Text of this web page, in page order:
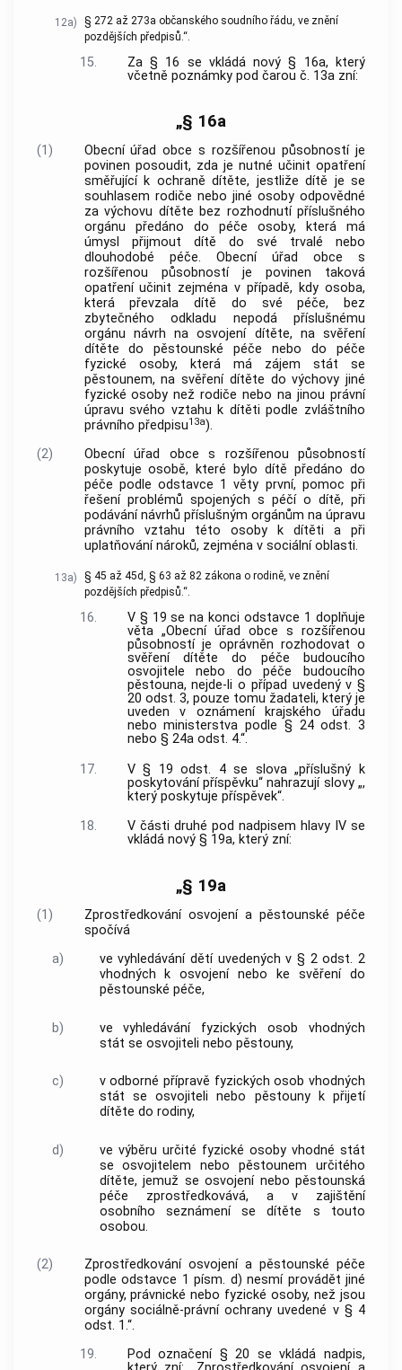
12a)
§ 272 až 273a občanského soudního řádu, ve znění
pozdějších předpisů.“.
15.
Za § 16 se vkládá nový § 16a, který
včetně poznámky pod čarou č. 13a zní:
„§ 16a
(1)
Obecní úřad obce s rozšířenou působností je
povinen posoudit, zda je nutné učinit opatření
směřující k ochraně dítěte, jestliže dítě je se
souhlasem rodiče nebo jiné osoby odpovědné
za výchovu dítěte bez rozhodnutí příslušného
orgánu předáno do péče osoby, která má
úmysl přijmout dítě do své trvalé nebo
dlouhodobé péče. Obecní úřad obce s
rozšířenou působností je povinen taková
opatření učinit zejména v případě, kdy osoba,
která převzala dítě do své péče, bez
zbytečného odkladu nepodá příslušnému
orgánu návrh na osvojení dítěte, na svěření
dítěte do pěstounské péče nebo do péče
fyzické osoby, která má zájem stát se
pěstounem, na svěření dítěte do výchovy jiné
fyzické osoby než rodiče nebo na jinou právní
úpravu svého vztahu k dítěti podle zvláštního
právního předpisu13a).
(2)
Obecní úřad obce s rozšířenou působností
poskytuje osobě, které bylo dítě předáno do
péče podle odstavce 1 věty první, pomoc při
řešení problémů spojených s péčí o dítě, při
podávání návrhů příslušným orgánům na úpravu
právního vztahu této osoby k dítěti a při
uplatňování nároků, zejména v sociální oblasti.
13a)
§ 45 až 45d, § 63 až 82 zákona o rodině, ve znění
pozdějších předpisů.“.
16.
V § 19 se na konci odstavce 1 doplňuje
věta „Obecní úřad obce s rozšířenou
působností je oprávněn rozhodovat o
svěření dítěte do péče budoucího
osvojitele nebo do péče budoucího
pěstouna, nejde-li o případ uvedený v §
20 odst. 3, pouze tomu žadateli, který je
uveden v oznámení krajského úřadu
nebo ministerstva podle § 24 odst. 3
nebo § 24a odst. 4.“.
17.
V § 19 odst. 4 se slova „příslušný k
poskytování příspěvku“ nahrazují slovy „,
který poskytuje příspěvek“.
18.
V části druhé pod nadpisem hlavy IV se
vkládá nový § 19a, který zní:
„§ 19a
(1)
Zprostředkování osvojení a pěstounské péče
spočívá
a)
ve vyhledávání dětí uvedených v § 2 odst. 2
vhodných k osvojení nebo ke svěření do
pěstounské péče,
b)
ve vyhledávání fyzických osob vhodných
stát se osvojiteli nebo pěstouny,
c)
v odborné přípravě fyzických osob vhodných
stát se osvojiteli nebo pěstouny k přijetí
dítěte do rodiny,
d)
ve výběru určité fyzické osoby vhodné stát
se osvojitelem nebo pěstounem určitého
dítěte, jemuž se osvojení nebo pěstounská
péče zprostředkovává, a v zajištění
osobního seznámení se dítěte s touto
osobou.
(2)
Zprostředkování osvojení a pěstounské péče
podle odstavce 1 písm. d) nesmí provádět jiné
orgány, právnické nebo fyzické osoby, než jsou
orgány sociálně-právní ochrany uvedené v § 4
odst. 1.“.
19.
Pod označení § 20 se vkládá nadpis,